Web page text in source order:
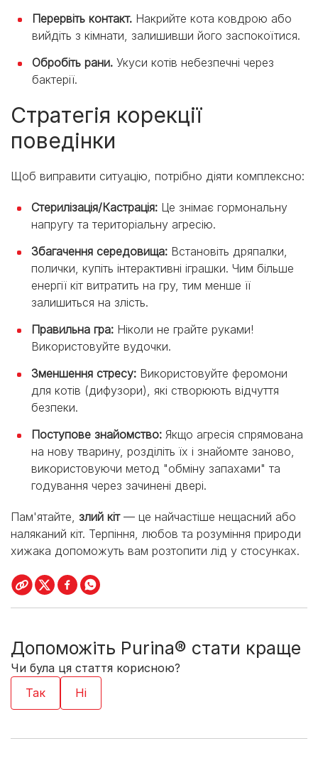
Перервіть контакт. Накрийте кота ковдрою або
вийдіть з кімнати, залишивши його заспокоїтися.
Обробіть рани. Укуси котів небезпечні через
бактерії.
Стратегія корекції
поведінки
Щоб виправити ситуацію, потрібно діяти комплексно:
Стерилізація/Кастрація: Це знімає гормональну
напругу та територіальну агресію.
Збагачення середовища: Встановіть дряпалки,
полички, купіть інтерактивні іграшки. Чим більше
енергії кіт витратить на гру, тим менше її
залишиться на злість.
Правильна гра: Ніколи не грайте руками!
Використовуйте вудочки.
Зменшення стресу: Використовуйте феромони
для котів (дифузори), які створюють відчуття
безпеки.
Поступове знайомство: Якщо агресія спрямована
на нову тварину, розділіть їх і знайомте заново,
використовуючи метод "обміну запахами" та
годування через зачинені двері.
Пам'ятайте, злий кіт— це найчастіше нещасний або
наляканий кіт. Терпіння, любов та розуміння природи
хижака допоможуть вам розтопити лід у стосунках.
Допоможіть Purina® стати краще
Чи була ця стаття корисною?